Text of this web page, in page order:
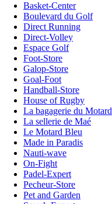
Basket-Center
Boulevard du Golf
Direct Running
Direct-Volley
Espace Golf
Foot-Store
Galop-Store
Goal-Foot
Handball-Store
House of Rugby
La bagagerie du Motard
La sellerie de Maé
Le Motard Bleu
Made in Paradis
Nauti-wave
On-Fight
Padel-Expert
Pecheur-Store
Pet and Garden